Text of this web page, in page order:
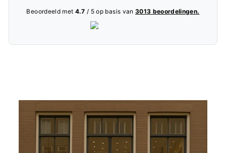
Beoordeeld met 4.7 / 5 op basis van 3013 beoordelingen.